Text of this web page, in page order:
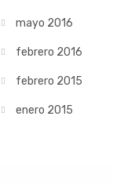
mayo 2016
febrero 2016
febrero 2015
enero 2015